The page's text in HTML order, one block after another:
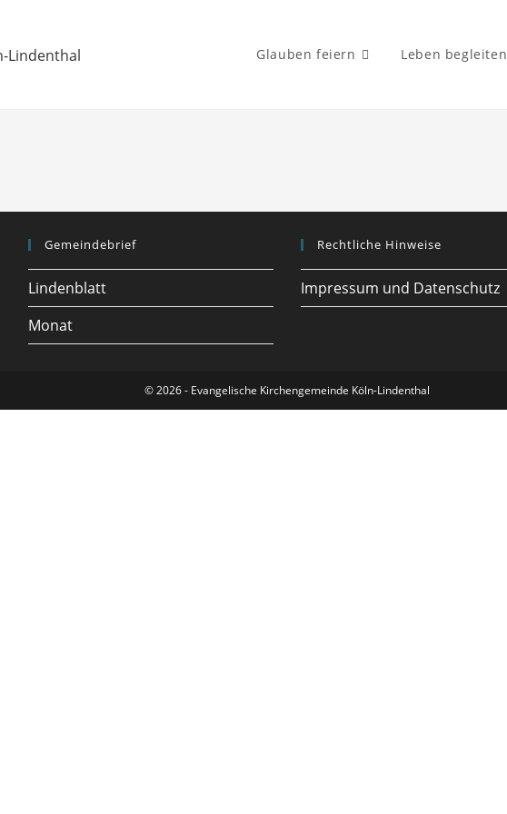
Glauben feiern Leben begleiten
Gemeindebrief
Lindenblatt
Monat
Rechtliche Hinweise
Impressum und Datenschutz
© 2026 - Evangelische Kirchengemeinde Köln-Lindenthal